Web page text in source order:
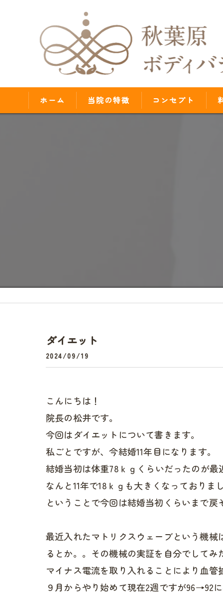
ホーム 当院の特徴 コンセプト
ダイエット
2024/09/19
こんにちは！
院長の松井です。
今回はダイエットについて書きます。
私ごとですが、今結婚11年目になります。
結婚当初は体重78ｋｇくらいだったのが最
なんと11年で18ｋｇも大きくなっておりまし
ということで今回は結婚当初くらいまで戻
最近入れたマトリクスウェーブという機
るとか。。その機械の実証を自分でしてみ
マイナス電流を取り入れることにより血
９月からやり始めて現在2週ですが96→92